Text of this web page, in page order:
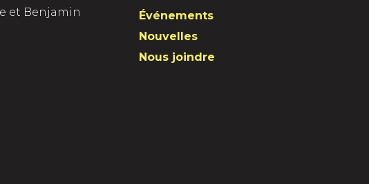
et Benjamin
Événements
Nouvelles
Nous joindre